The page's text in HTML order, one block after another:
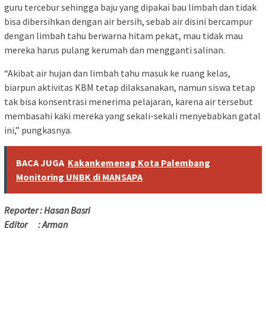
guru tercebur sehingga baju yang dipakai bau limbah dan tidak
bisa dibersihkan dengan air bersih, sebab air disini bercampur
dengan limbah tahu berwarna hitam pekat, mau tidak mau
mereka harus pulang kerumah dan mengganti salinan.
“Akibat air hujan dan limbah tahu masuk ke ruang kelas,
biarpun aktivitas KBM tetap dilaksanakan, namun siswa tetap
tak bisa konsentrasi menerima pelajaran, karena air tersebut
membasahi kaki mereka yang sekali-sekali menyebabkan gatal
ini,” pungkasnya.
BACA JUGA Kakankemenag Kota Palembang
Monitoring UNBK di MANSAPA
Reporter : Hasan Basri
Editor : Arman